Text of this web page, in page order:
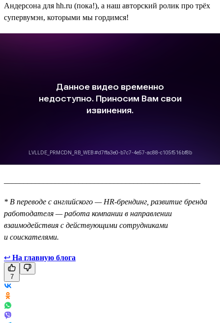
Андерсона для hh.ru (пока!), а наш авторский ролик про трёх
супервумэн, которыми мы гордимся!
* В переводе с английского — HR-брендинг, развитие бренда
работодателя — работа компании в направлении
взаимодействия с действующими сотрудниками
и соискателями.
↩ На главную блога
7